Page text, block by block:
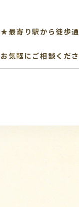
★最寄り駅から徒歩
お気軽にご相談くだ